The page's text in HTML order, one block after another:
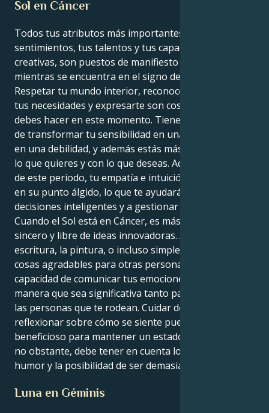
Sol en Cáncer
Todos tus atributos más importantes, incluidos tus
sentimientos, tus talentos y tus capacidades
creativas, son puestos de manifiesto por el Sol
mientras se encuentra en el signo de Cáncer.
Respetar tu mundo interior, reconocer y satisfacer
tus necesidades y expresarte son cosas cruciales que
debes hacer en este momento. Tienes la capacidad
de transformar tu sensibilidad en una fortaleza y no
en una debilidad, y además estás más en sintonía con
lo que quieres y con lo que deseas. Además, a lo largo
de este periodo, tu empatía e intuición innatas están
en su punto álgido, lo que te ayudará a tomar
decisiones inteligentes y a gestionar tus relaciones.
Cuando el Sol está en Cáncer, es más sencillo ser
sincero y libre de ideas innovadoras. A través de la
escritura, la pintura, o incluso simplemente haciendo
cosas agradables para otras personas, tienes la
capacidad de comunicar tus emociones de una
manera que sea significativa tanto para ti como para
las personas que te rodean. Cuidar de uno mismo y
reflexionar sobre cómo se siente puede ser
beneficioso para mantener un estado de equilibrio;
no obstante, debe tener en cuenta los cambios de
humor y la posibilidad de ser demasiado sensible.
Luna en Géminis